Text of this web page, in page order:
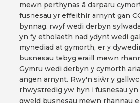
mewn perthynas â darparu
fusnesau yr effeithir arnynt gan
bynnag, rwyf wedi derbyn
yn fy etholaeth nad ydynt wedi
mynediad at gymorth, er y
busnesau tebyg eraill mewn
Gymru wedi derbyn y cymorth
angen arnynt. Rwy'n siŵr y
rhwystredig yw hyn i fusnesau yn
gweld busnesau mewn rhannau